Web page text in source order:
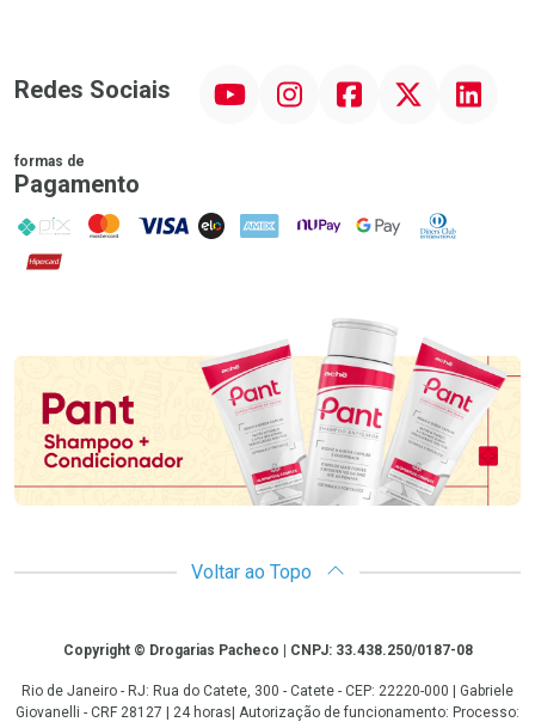
Redes Sociais InstagramFacebook Linkedin
formas de
Pagamento
PIX MasterCard
VISA ELO AMEX NuPay Google PayDiners Club
Hipercard
Promoção em Destaque
Voltar ao Topo
CopyrightCopyright © Drogarias Pacheco | CNPJ: 33.438.250/0187-08
Rio de Janeiro - RJ: Rua do Catete, 300 - Catete - CEP: 22220-000 | Gabriele
Giovanelli - CRF 28127 | 24 horas| Autorização de funcionamento: Processo: